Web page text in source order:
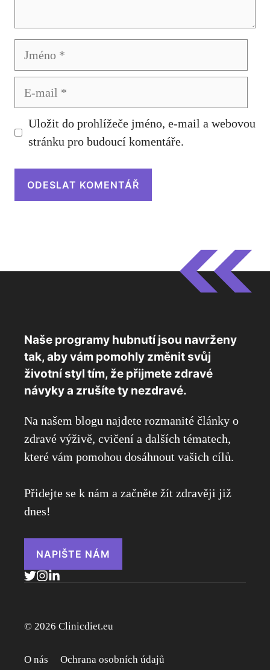
Jméno
Uložit do prohlížeče jméno, e-mail a webovou
stránku pro budoucí komentáře.
Naše programy hubnutí jsou navrženy
tak, aby vám pomohly změnit svůj
životní styl tím, že přijmete zdravé
návyky a zrušíte ty nezdravé.
Na našem blogu najdete rozmanité články o
zdravé výživě, cvičení a dalších tématech,
které vám pomohou dosáhnout vašich cílů.
Přidejte se k nám a začněte žít zdravěji již
dnes!
NAPIŠTE NÁM
© 2026 Clinicdiet.eu
O nás Ochrana osobních údajů